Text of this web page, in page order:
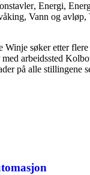
,Energi,
,Vann og avløp,
søker etter flere
arbeidssted
på alle stillingene